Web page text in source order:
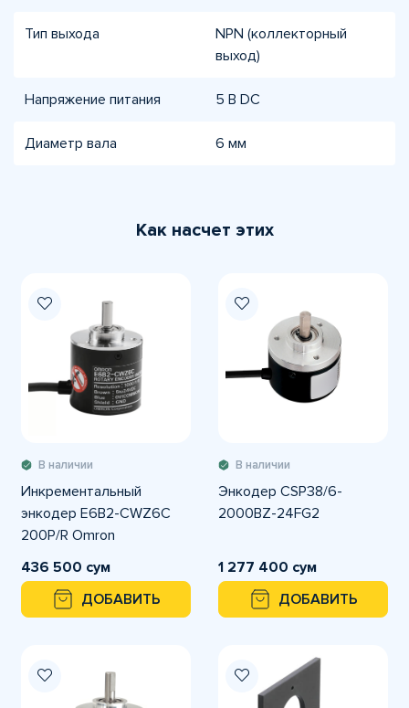
Тип выхода
NPN (коллекторный
выход)
Напряжение питания 5 В DC
Диаметр вала 6 мм
Как насчет этих
В наличии
Инкрементальный
энкодер E6B2-CWZ6C
200P/R Omron
436 500 сум
ДОБАВИТЬ
В наличии
Энкодер CSP38/6-
2000BZ-24FG2
1 277 400 сум
ДОБАВИТЬ